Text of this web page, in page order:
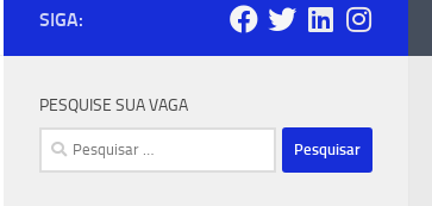
SIGA:
PESQUISE SUA VAGA
Pesquisar
por: